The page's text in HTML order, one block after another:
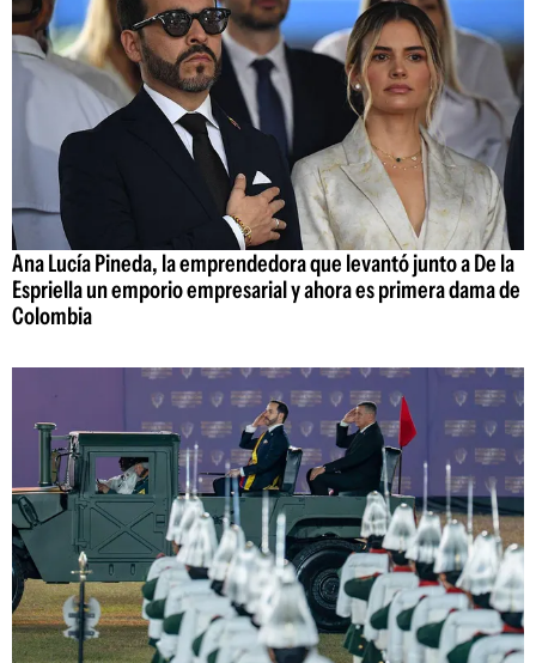
Ana Lucía Pineda, la emprendedora que levantó junto a De la
Espriella un emporio empresarial y ahora es primera dama de
Colombia